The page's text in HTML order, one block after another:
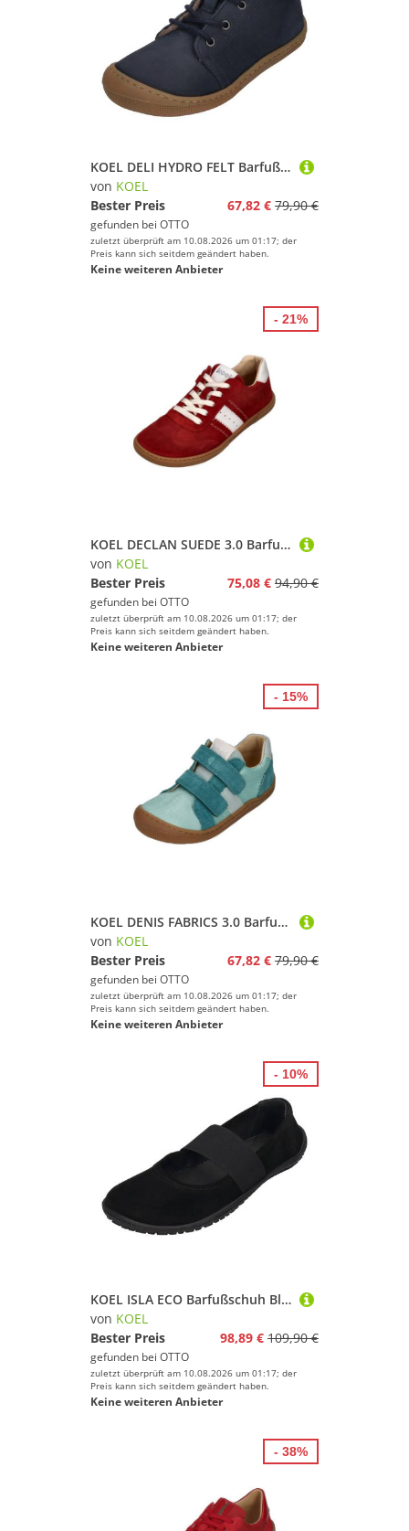
KOEL DELI HYDRO FELT Barfußschuh Navy
von KOEL
Bester Preis
67,82 € 79,90 €
gefunden bei OTTO
zuletzt überprüft am 10.08.2026 um 01:17; der
Preis kann sich seitdem geändert haben.
Keine weiteren Anbieter
KOEL DECLAN SUEDE 3.0 Barfußschuh Red
von KOEL
Bester Preis
75,08 € 94,90 €
gefunden bei OTTO
zuletzt überprüft am 10.08.2026 um 01:17; der
Preis kann sich seitdem geändert haben.
Keine weiteren Anbieter
- 21%
KOEL DENIS FABRICS 3.0 Barfußschuh Aqua
von KOEL
Bester Preis
67,82 € 79,90 €
gefunden bei OTTO
zuletzt überprüft am 10.08.2026 um 01:17; der
Preis kann sich seitdem geändert haben.
Keine weiteren Anbieter
- 15%
KOEL ISLA ECO Barfußschuh Black
von KOEL
Bester Preis
98,89 € 109,90 €
gefunden bei OTTO
zuletzt überprüft am 10.08.2026 um 01:17; der
Preis kann sich seitdem geändert haben.
Keine weiteren Anbieter
- 10%
- 38%